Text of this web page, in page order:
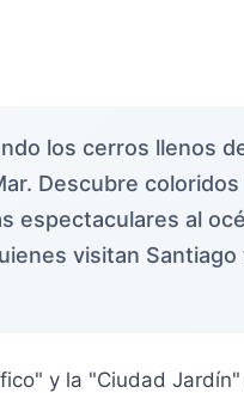
los cerros llenos
Descubre
espectaculares al
visitan Santiago
y la "Ciudad Jardín"